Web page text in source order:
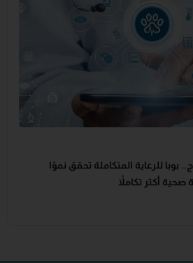
للرعاية المتكاملة تحقق نموًا